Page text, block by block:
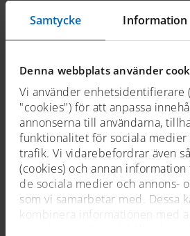
Samtycke Information
Denna webbplats använder
Vi använder enhetsidentifierare
"cookies") för att anpassa
annonserna till användarna,
funktionalitet för sociala medier
trafik. Vi vidarebefordrar även
(cookies) och annan
de sociala medier och annons-
som vi samarbetar med. Dessa
kombinera informationen med
Prenumerera via Itunes
Till Itunes (extern webbplats)
Prenumerera via Acast
Till Acast (extern webbplats)